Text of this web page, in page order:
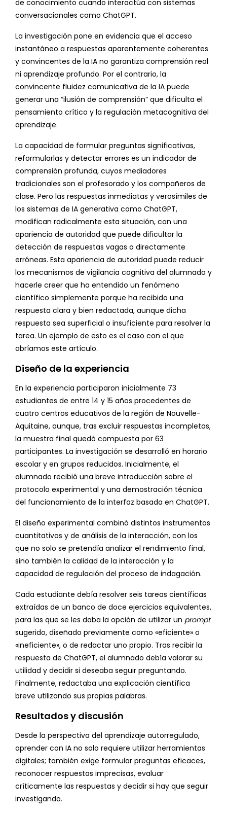
de conocimiento cuando interactúa con sistemas
conversacionales como ChatGPT.
La investigación pone en evidencia que el acceso
instantáneo a respuestas aparentemente coherentes
y convincentes de la IA no garantiza comprensión real
ni aprendizaje profundo. Por el contrario, la
convincente fluidez comunicativa de la IA puede
generar una “ilusión de comprensión” que dificulta el
pensamiento crítico y la regulación metacognitiva del
aprendizaje.
La capacidad de formular preguntas significativas,
reformularlas y detectar errores es un indicador de
comprensión profunda, cuyos mediadores
tradicionales son el profesorado y los compañeros de
clase. Pero las respuestas inmediatas y verosímiles de
los sistemas de IA generativa como ChatGPT,
modifican radicalmente esta situación, con una
apariencia de autoridad que puede dificultar la
detección de respuestas vagas o directamente
erróneas. Esta apariencia de autoridad puede reducir
los mecanismos de vigilancia cognitiva del alumnado y
hacerle creer que ha entendido un fenómeno
científico simplemente porque ha recibido una
respuesta clara y bien redactada, aunque dicha
respuesta sea superficial o insuficiente para resolver la
tarea. Un ejemplo de esto es el caso con el que
abríamos este artículo.
Diseño de la experiencia
En la experiencia participaron inicialmente 73
estudiantes de entre 14 y 15 años procedentes de
cuatro centros educativos de la región de Nouvelle-
Aquitaine, aunque, tras excluir respuestas incompletas,
la muestra final quedó compuesta por 63
participantes. La investigación se desarrolló en horario
escolar y en grupos reducidos. Inicialmente, el
alumnado recibió una breve introducción sobre el
protocolo experimental y una demostración técnica
del funcionamiento de la interfaz basada en ChatGPT.
El diseño experimental combinó distintos instrumentos
cuantitativos y de análisis de la interacción, con los
que no solo se pretendía analizar el rendimiento final,
sino también la calidad de la interacción y la
capacidad de regulación del proceso de indagación.
Cada estudiante debía resolver seis tareas científicas
extraídas de un banco de doce ejercicios equivalentes,
para las que se les daba la opción de utilizar un prompt
sugerido, diseñado previamente como «eficiente» o
«ineficiente», o de redactar uno propio. Tras recibir la
respuesta de ChatGPT, el alumnado debía valorar su
utilidad y decidir si deseaba seguir preguntando.
Finalmente, redactaba una explicación científica
breve utilizando sus propias palabras.
Resultados y discusión
Desde la perspectiva del aprendizaje autorregulado,
aprender con IA no solo requiere utilizar herramientas
digitales; también exige formular preguntas eficaces,
reconocer respuestas imprecisas, evaluar
críticamente las respuestas y decidir si hay que seguir
investigando.